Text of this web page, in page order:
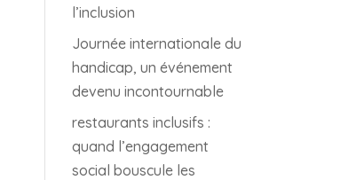
l’inclusion
Journée internationale du
handicap, un événement
devenu incontournable
restaurants inclusifs :
quand l’engagement
social bouscule les